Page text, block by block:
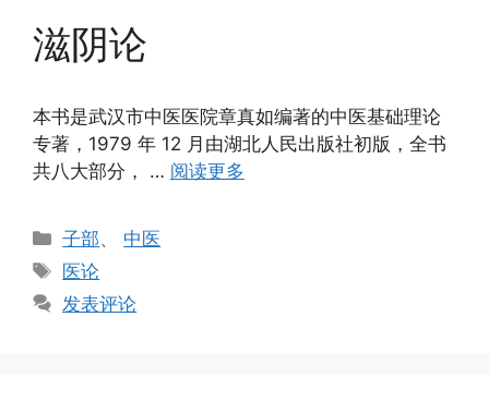
滋阴论
本书是武汉市中医医院章真如编著的中医基础理论
专著，1979 年 12 月由湖北人民出版社初版，全书
共八大部分， … 阅读更多
分
类
子部、 中医
标
签
医论
发表评论